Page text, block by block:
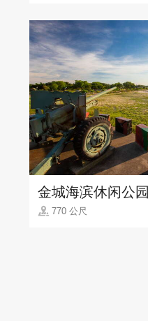
金城海滨休闲公园
770 公尺